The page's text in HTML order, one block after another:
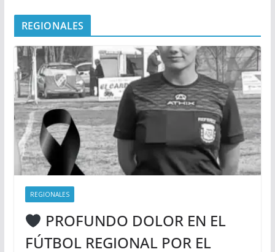
REGIONALES
REGIONALES
PROFUNDO DOLOR EN EL
FÚTBOL REGIONAL POR EL